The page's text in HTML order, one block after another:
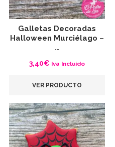
Galletas Decoradas
Halloween Murciélago –
…
3,40€ Iva Incluido
VER PRODUCTO